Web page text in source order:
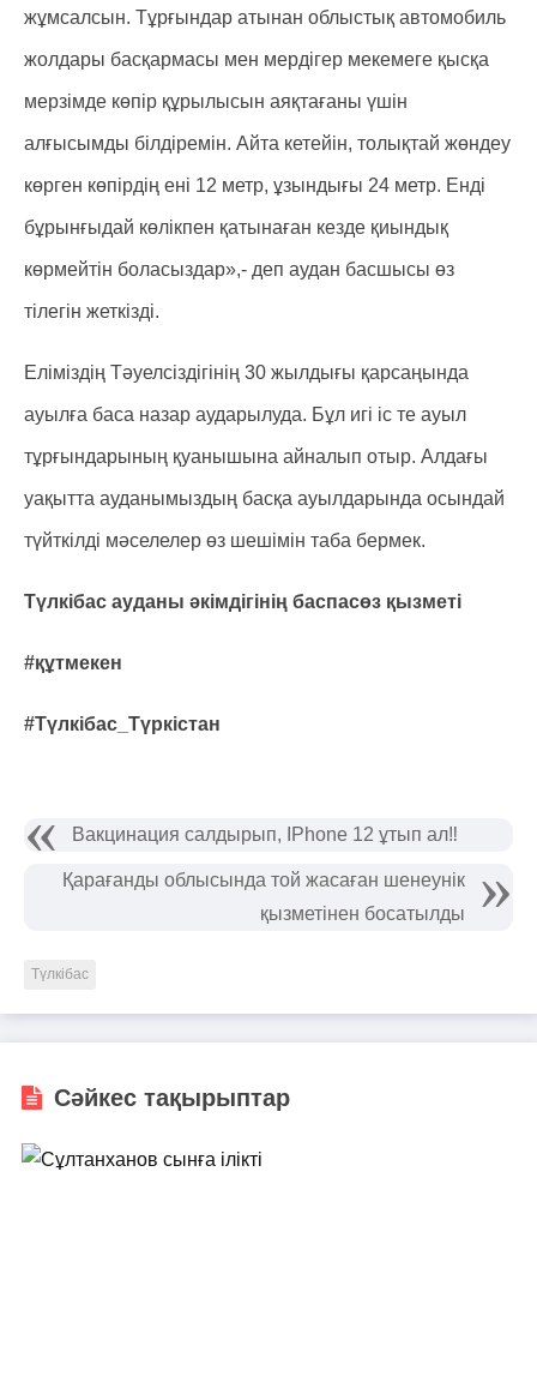
жұмсалсын. Тұрғындар атынан облыстық автомобиль
жолдары басқармасы мен мердігер мекемеге қысқа
мерзімде көпір құрылысын аяқтағаны үшін
алғысымды білдіремін. Айта кетейін, толықтай жөндеу
көрген көпірдің ені 12 метр, ұзындығы 24 метр. Енді
бұрынғыдай көлікпен қатынаған кезде қиындық
көрмейтін боласыздар»,- деп аудан басшысы өз
тілегін жеткізді.
Еліміздің Тәуелсіздігінің 30 жылдығы қарсаңында
ауылға баса назар аударылуда. Бұл игі іс те ауыл
тұрғындарының қуанышына айналып отыр. Алдағы
уақытта ауданымыздың басқа ауылдарында осындай
түйткілді мәселелер өз шешімін таба бермек.
Түлкібас ауданы әкімдігінің баспасөз қызметі
#құтмекен
#Түлкібас_Түркістан
Вакцинация салдырып, IPhone 12 ұтып ал‼️
Қарағанды облысында той жасаған шенеунік
қызметінен босатылды
Түлкібас
Сәйкес тақырыптар